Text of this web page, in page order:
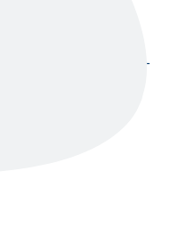
möchte ich an die Paula-
Kindes